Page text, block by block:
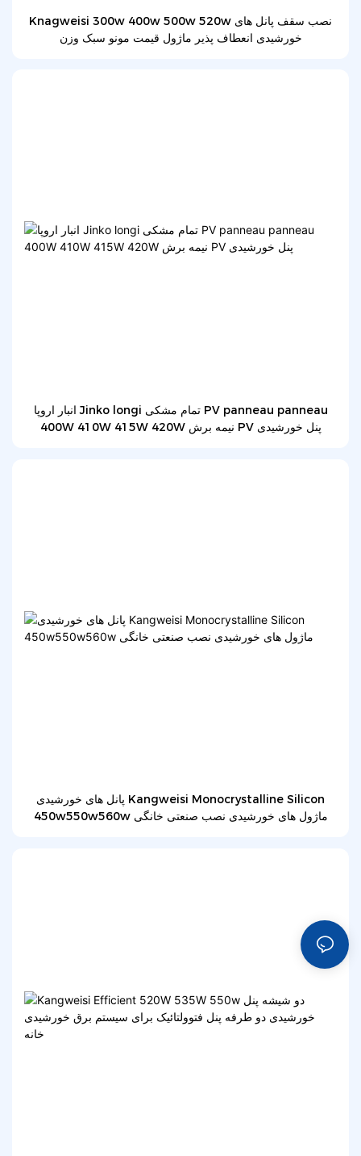
Knagweisi 300w 400w 500w 520w نصب سقف پانل های
خورشیدی انعطاف پذیر ماژول قیمت مونو سبک وزن
انبار اروپا Jinko longi تمام مشکی PV panneau panneau
400W 410W 415W 420W نیمه برش PV پنل خورشیدی
پانل های خورشیدی Kangweisi Monocrystalline Silicon
450w550w560w ماژول های خورشیدی نصب صنعتی خانگی